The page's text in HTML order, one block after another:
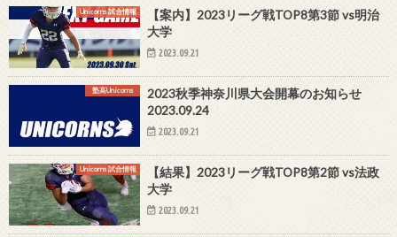
Unicorns 試合情報
【案内】2023リーグ戦TOP8第3節 vs明治
大学
2023.09.21
塾高Unicorns
2023秋季神奈川県大会開幕のお知らせ
2023.09.24
2023.09.21
Unicorns 試合情報
【結果】2023リーグ戦TOP8第2節 vs法政
大学
2023.09.21